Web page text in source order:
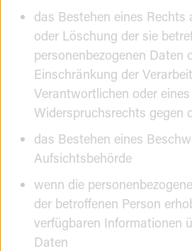
das Bestehen eines Rechts
oder Löschung der sie
personenbezogenen Daten
Einschränkung der
Verantwortlichen oder eines
Widerspruchsrechts gegen
das Bestehen eines
Aufsichtsbehörde
wenn die
der betroffenen Person
verfügbaren Informationen
Daten